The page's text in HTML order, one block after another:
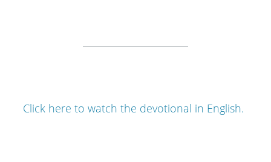
Click here to watch the devotional in English.